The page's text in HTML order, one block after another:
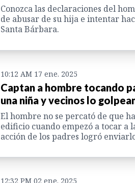
Conozca las declaraciones del
de abusar de su hija e intentar
Santa Bárbara.
10:12 AM 17 ene. 2025
Captan a hombre tocando
una niña y vecinos lo
El hombre no se percató de que
edificio cuando empezó a tocar a
acción de los padres logró
12:32 PM 02 ene. 2025